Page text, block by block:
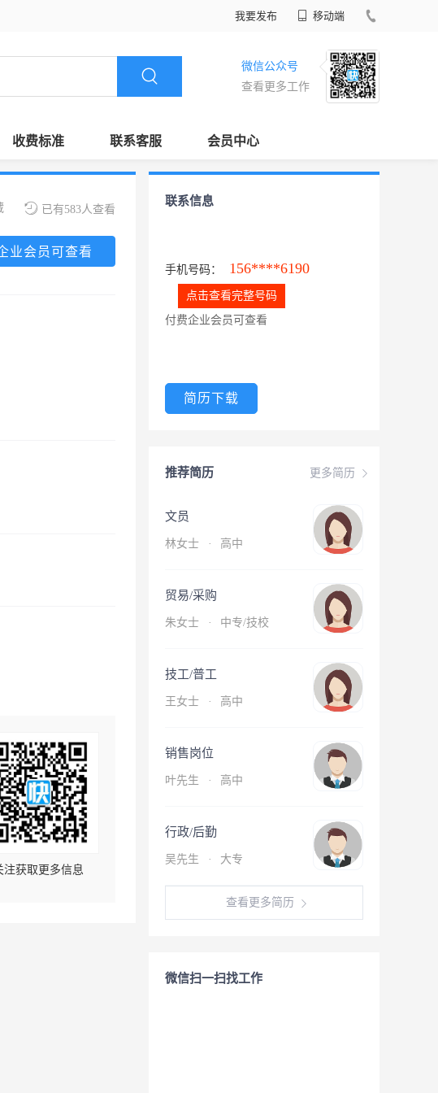
我要发布 移动端
微信公众号
查看更多工作
收费标准 联系客服 会员中心
已有583人查看
业会员可查看
注获取更多信息
联系信息
手机号码： 156****6190
点击查看完整号码
付费企业会员可查看
简历下载
更多简历
推荐简历
文员
林女士 · 高中
贸易/采购
朱女士 · 中专/技校
技工/普工
王女士 · 高中
销售岗位
叶先生 · 高中
行政/后勤
吴先生 · 大专
查看更多简历
微信扫一扫找工作